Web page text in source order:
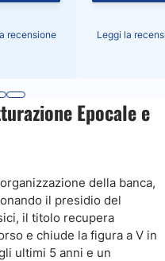
recensione Leggi la
Epocale e
della banca,
il presidio del
il titolo recupera
e chiude la figura a V in
ultimi 5 anni e un